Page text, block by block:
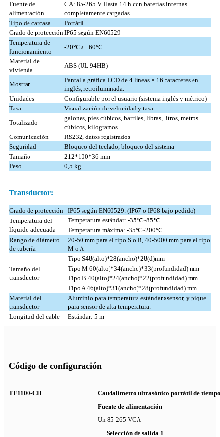
Fuente de
alimentación
CA: 85-265 V Hasta 14 h con baterías internas
completamente cargadas
Tipo de carcasa
Portátil
Grado de protecciónIP65 según EN60529
Temperatura de
funcionamiento
-20℃ a +60℃
Material de
vivienda
ABS (UL 94HB)
Mostrar
Pantalla gráfica LCD de 4 líneas × 16 caracteres en
inglés, retroiluminada.
Unidades
Configurable por el usuario (sistema inglés y métrico)
Tasa
Visualización de velocidad y tasa
Totalizado
galones, pies cúbicos, barriles, libras, litros, metros
cúbicos, kilogramos
Comunicación
RS232, datos registrados
Seguridad
Bloqueo del teclado, bloqueo del sistema
Tamaño
212*100*36 mm
Peso
0,5 kg
Transductor:
Grado de protección IP65 según EN60529. (IP67 o IP68 bajo pedido)
Temperatura del
líquido adecuada
Temperatura estándar: -35℃~85℃
Temperatura máxima: -35℃~200℃
Rango de diámetro
de tubería
20-50 mm para el tipo S o B, 40-5000 mm para el tipo
M o A
Tamaño del
transductor
Tipo S48(alto)*28(ancho)*28(d)mm
Tipo M 60(alto)*34(ancho)*33(profundidad) mm
Tipo B 40(alto)*24(ancho)*22(profundidad) mm
Tipo A 46(alto)*31(ancho)*28(profundidad) mm
Material del
transductor
Aluminio para temperatura estándar.ssensor, y pique
para sensor de alta temperatura.
Longitud del cable
Estándar: 5 m
Código de configuración
TF1100-CH
Caudalímetro ultrasónico portátil de
Fuente de alimentación
Un 85-265 VCA
Selección de salida 1